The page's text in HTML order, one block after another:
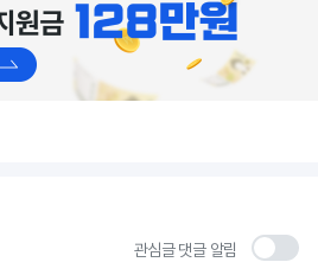
관심글 댓글 알림